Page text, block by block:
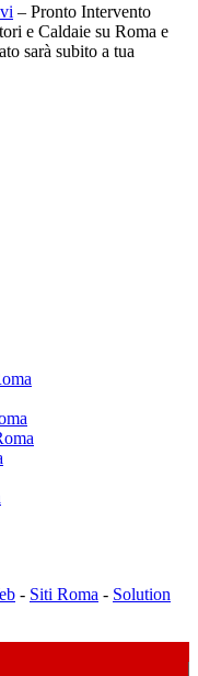
– Pronto Intervento
e Caldaie su Roma e
sarà subito a tua
- Siti Roma - Solution